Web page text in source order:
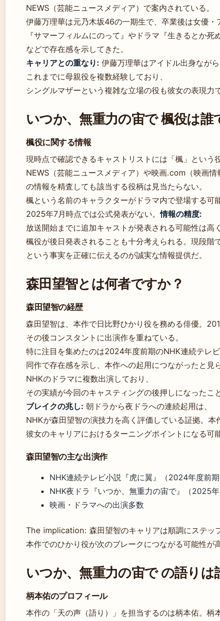
NEWS（芸能ニュースメディア）で案内されている。
伊藤万理華は元乃木坂46の一期生で、卒業後は女優
『サマーフィルムにのって』やドラマ『生きるとか死
などで存在感を示してきた。
キャリアとの重なり: 伊藤万理華はアイドル出身なが
これまでに母親役を複数経験しており、
シングルマザーという複雑な立場の役も彼女の表現力
いつか、無重力の宙で 楓役は誰
楓役に関する情報
現時点で確認できるキャストリストには「楓」という
NEWS（芸能ニュースメディア）や映画.com（映画情
の情報を精査しても該当する役柄は見当たらない。
楓という名前のキャラクターがドラマ内で登場する可
2025年7月時点では公式発表がない。情報の精度:
放送開始までに追加キャストが発表される可能性は高
楓役が後日発表されることも十分考えられる。現段階
という事実を正確に伝えるのが誠実な情報提供だ。
森田望智とは何者ですか？
森田望智の経歴
森田望智は、本作で日比野ひかり役を務める俳優。
その後コンスタントに出演作を重ねている。
特に注目を集めたのは2024年度前期のNHK連続テレ
同作で存在感を示し、本作への起用につながったと見
NHKのドラマに複数出演しており、
その実績が今回のキャスティングの後押しになったこ
ブレイクの兆し: 朝ドラから夜ドラへの連続起用は、
NHKが森田望智の演技力を高く評価している証拠。本
彼女のキャリアにおけるターニングポイントになる可
森田望智の主な出演作
NHK連続テレビ小説『虎に翼』（2024年度前
NHK夜ドラ『いつか、無重力の宙で』（2025
映画・ドラマへの出演多数
The implication: 森田望智のキャリアは順調にステッ
本作でのひかり役が次のブレークにつながる可能性が
いつか、無重力の宙で の語りは
柄本佑のプロフィール
本作の「天の声（語り）」を担当するのは柄本佑。柄